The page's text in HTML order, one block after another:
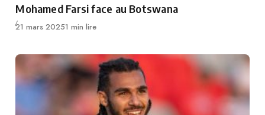
Mohamed Farsi face au Botswana
Publié
21 mars 20251 min lire